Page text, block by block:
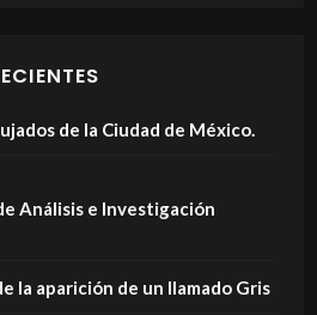
de la Ciudad de México.
Análisis e Investigación
la aparición de un llamado Gris